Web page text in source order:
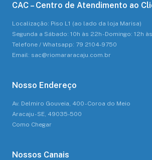
CAC – Centro de Atendimento ao
Localização: Piso L1 (ao lado da loja Marisa)
Segunda a Sábado: 10h às 22h - Domingo: 12h
Telefone / Whatsapp: 79 2104-9750
Email: sac@riomararacaju.com.br
Nosso Endereço
Av. Delmiro Gouveia, 400 - Coroa do Meio
Aracaju - SE, 49035-500
Como Chegar
Nossos Canais